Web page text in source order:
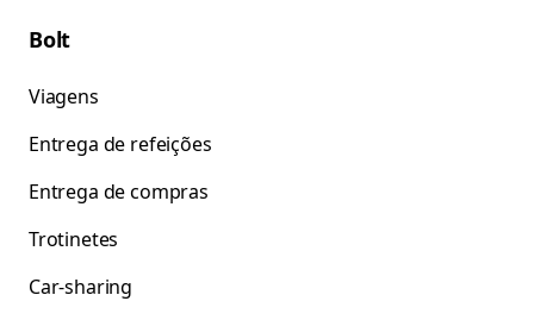
Bolt
Viagens
Entrega de refeições
Entrega de compras
Trotinetes
Car-sharing